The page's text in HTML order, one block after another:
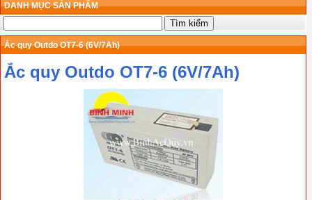
DANH MỤC SẢN PHẨM
Ắc quy Outdo OT7-6 (6V/7Ah)
Ắc quy Outdo OT7-6 (6V/7Ah)